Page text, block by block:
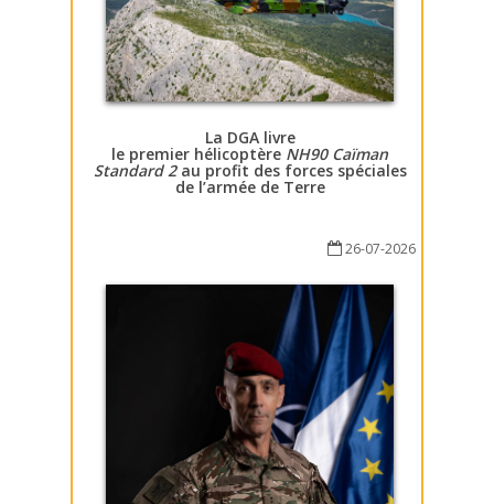
La DGA livre
le premier hélicoptère NH90 Caïman
Standard 2au profit des forces spéciales
de l’armée de Terre
26-07-2026